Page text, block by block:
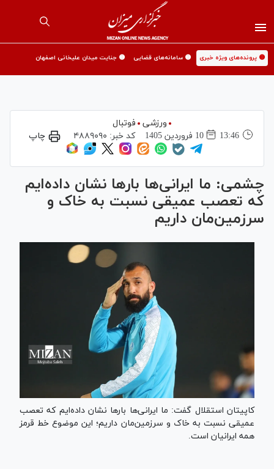
🟡 پرونده‌های ویژه خبری 🟡 سامانه‌های قضایی 🟡 جنایت میدان علیخانی اصفهان
ورزشی
فوتبال
13:46
10 فروردين 1405 کد خبر: ۴۸۸۹۰۹۰ چاپ
چشمی: ما ایرانی‌ها بار‌ها نشان داده‌ایم
که تعصب عمیقی نسبت به خاک و
سرزمین‌مان داریم
کاپیتان استقلال گفت: ما ایرانی‌ها بار‌ها نشان داده‌ایم که تعصب
عمیقی نسبت به خاک و سرزمین‌مان داریم؛ این موضوع خط قرمز
همه ایرانیان است.